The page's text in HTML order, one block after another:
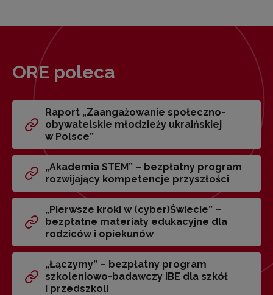
ORE poleca
Raport „Zaangażowanie społeczno-
obywatelskie młodzieży ukraińskiej
w Polsce”
„Akademia STEM” – bezpłatny program
rozwijający kompetencje przyszłości
„Pierwsze kroki w (cyber)Świecie” –
bezpłatne materiały edukacyjne dla
rodziców i opiekunów
„Łączymy” – bezpłatny program
szkoleniowo-badawczy IBE dla szkół
i przedszkoli